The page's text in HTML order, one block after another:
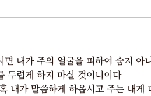
내가 주의 얼굴을 피하여 숨지 아
두렵게 하지 마실 것이니이다
내가 말씀하게 하옵시고 주는 내게